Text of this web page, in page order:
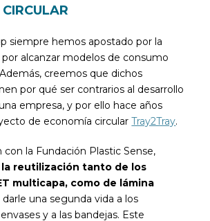
siempre hemos apostado por la
alcanzar modelos de consumo
creemos que dichos
por qué ser contrarios al desarrollo
empresa, y por ello hace años
de economía circularTray2Tray.
con la Fundación Plastic Sense,
la reutilización tanto de los
multicapa, como de lámina
darle una segunda vida a los
y a las bandejas. Este